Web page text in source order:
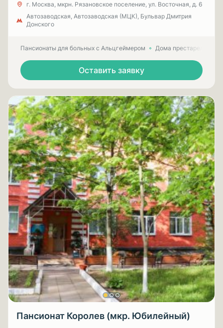
г. Москва, мкрн. Рязановское поселение, ул. Восточная, д. 6
Автозаводская, Автозаводская (МЦК), Бульвар Дмитрия
Донского
Пансионаты для больных с Альцгеймером Дома престарелых
Оставить заявку
Пансионат Королев (мкр. Юбилейный)